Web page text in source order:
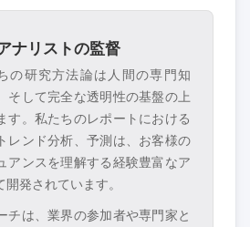
ナリストの監督
の研究方法論は人間の専門知
そして完全な透明性の基盤の上
す。私たちのレポートにおける
レンド分析、予測は、お客様の
アンスを理解する経験豊富なア
発されています。
チは、業界の参加者や専門家と